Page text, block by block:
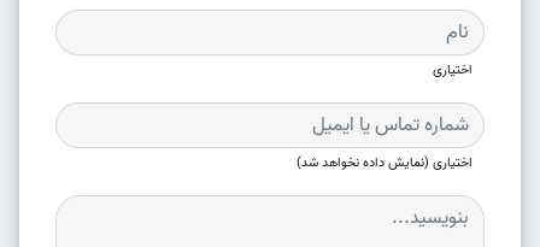
اختیاری
اختیاری (نمایش داده نخواهد شد)